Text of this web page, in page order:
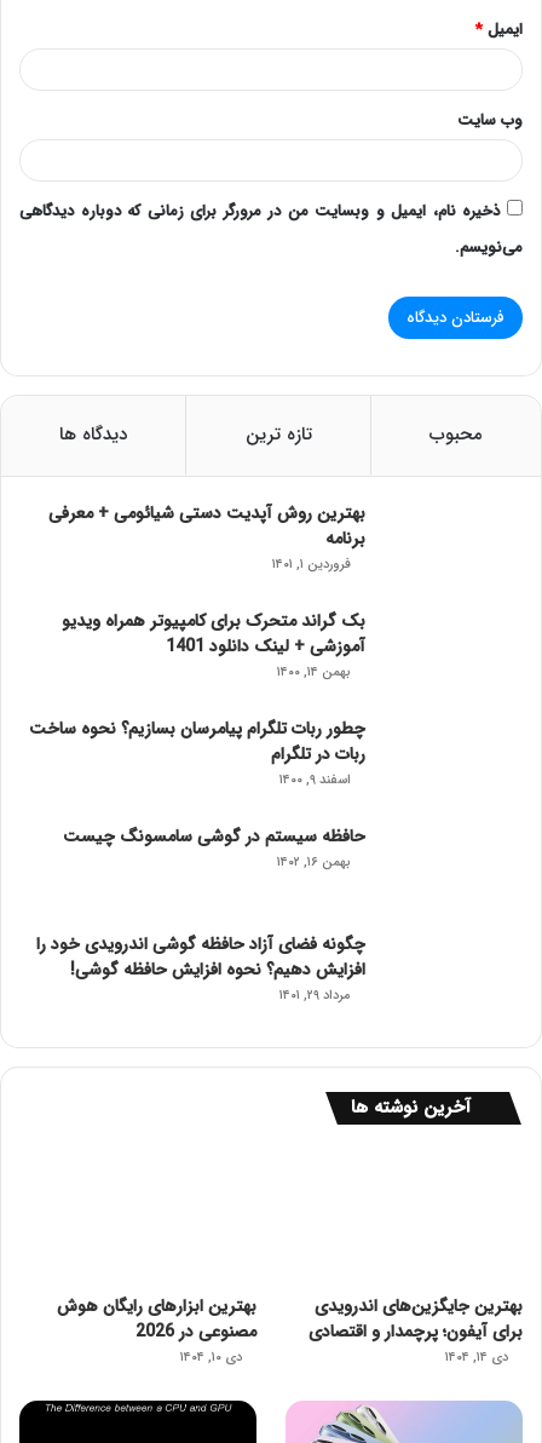
ایمیل*
وب‌ سایت
ذخیره نام، ایمیل و وبسایت من در مرورگر برای زمانی که دوباره دیدگاهی
می‌نویسم.
محبوب تازه ترین دیدگاه ها
بهترین روش آپدیت دستی شیائومی + معرفی
برنامه
فروردین ۱, ۱۴۰۱
بک گراند متحرک برای کامپیوتر همراه ویدیو
آموزشی + لینک دانلود 1401
بهمن ۱۴, ۱۴۰۰
چطور ربات تلگرام پیامرسان بسازیم؟ نحوه ساخت
ربات در تلگرام
اسفند ۹, ۱۴۰۰
حافظه سیستم در گوشی سامسونگ چیست
بهمن ۱۶, ۱۴۰۲
چگونه فضای آزاد حافظه گوشی اندرویدی خود را
افزایش دهیم؟ نحوه افزایش حافظه گوشی!
مرداد ۲۹, ۱۴۰۱
آخرین نوشته ها
بهترین جایگزین‌های اندرویدی
برای آیفون؛ پرچمدار و اقتصادی
دی ۱۴, ۱۴۰۴
بهترین ابزارهای رایگان هوش
مصنوعی در 2026
دی ۱۰, ۱۴۰۴